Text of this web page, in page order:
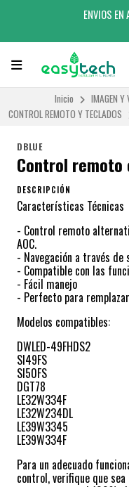
ENVIOS
Inicio IMAGEN Y
CONTROL REMOTO Y TECLADOS
DBLUE
Control remoto
DESCRIPCIÓN
Características Técnicas
- Control remoto
AOC.
- Navegación a través
- Compatible con las
- Fácil manejo
- Perfecto para
Modelos compatibles:
DWLED-49FHDS2
SI49FS
SI50FS
DGT78
LE32W334F
LE32W234DL
LE39W3345
LE39W334F
Para un adecuado
control, verifique que